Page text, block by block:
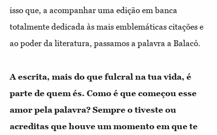
isso que, a acompanhar uma edição em banca
totalmente dedicada às mais emblemáticas citações e
ao poder da literatura, passamos a palavra a Balacó.
A escrita, mais do que fulcral na tua vida, é
parte de quem és. Como é que começou esse
amor pela palavra? Sempre o tiveste ou
acreditas que houve um momento em que te